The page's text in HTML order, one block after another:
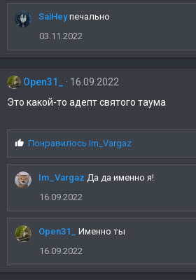
м
п
и
:
SaiHey печально
03.11.2022
Open31_
16.09.2022
Это какой-то адепт святого таума
С
и
м
п
и
и
:
Понравилось Im_Vargaz
Im_Vargaz Да да именно я!
16.09.2022
Open31_
Именно ты
16.09.2022